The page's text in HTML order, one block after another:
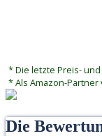
* Die letzte Preis- und
* Als Amazon-
Die